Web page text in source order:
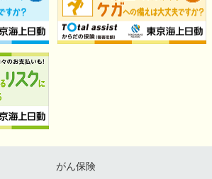
がん保険